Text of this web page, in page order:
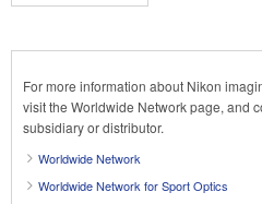
For more information about Nikon
visit the Worldwide Network page, and
subsidiary or distributor.
Worldwide Network
Worldwide Network for Sport Optics